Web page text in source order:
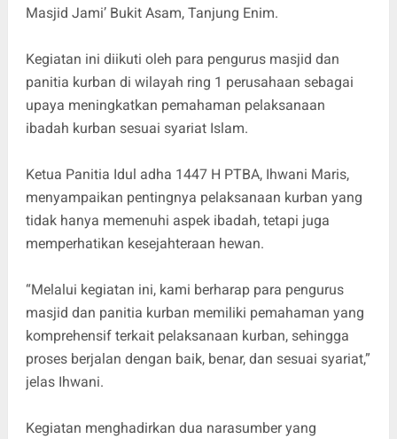
Masjid Jami’ Bukit Asam, Tanjung Enim.
Kegiatan ini diikuti oleh para pengurus masjid dan
panitia kurban di wilayah ring 1 perusahaan sebagai
upaya meningkatkan pemahaman pelaksanaan
ibadah kurban sesuai syariat Islam.
Ketua Panitia Idul adha 1447 H PTBA, Ihwani Maris,
menyampaikan pentingnya pelaksanaan kurban yang
tidak hanya memenuhi aspek ibadah, tetapi juga
memperhatikan kesejahteraan hewan.
“Melalui kegiatan ini, kami berharap para pengurus
masjid dan panitia kurban memiliki pemahaman yang
komprehensif terkait pelaksanaan kurban, sehingga
proses berjalan dengan baik, benar, dan sesuai syariat,”
jelas Ihwani.
Kegiatan menghadirkan dua narasumber yang